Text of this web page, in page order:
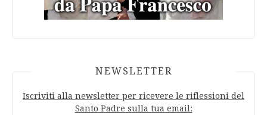
NEWSLETTER
Iscriviti alla newsletter per ricevere le riflessioni del
Santo Padre sulla tua email: